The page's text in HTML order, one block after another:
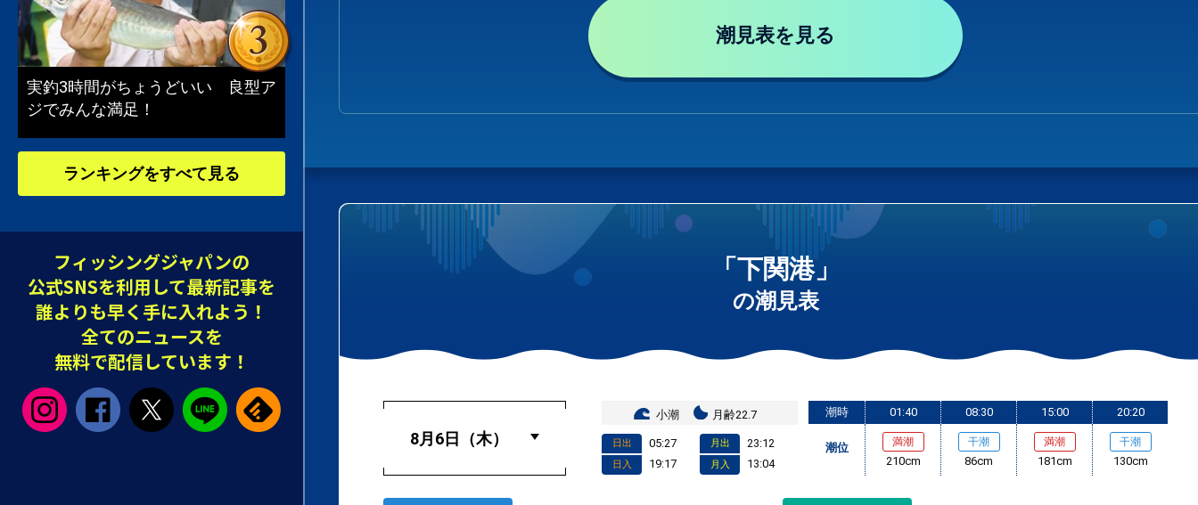
潮見表を見る
「下関港」
の潮見表
小潮 月齢22.7
日出 05:27
日入 19:17
月出 23:12
月入 13:04
潮時
潮位
01:40
満潮
210cm
08:30
干潮
86cm
15:00
満潮
181cm
20:20
干潮
130cm
実釣3時間がちょうどいい 良型ア
ジでみんな満足！
ランキングをすべて見る
フィッシングジャパンの
公式SNSを利用して最新記事を
誰よりも早く手に入れよう！
全てのニュースを
無料で配信しています！